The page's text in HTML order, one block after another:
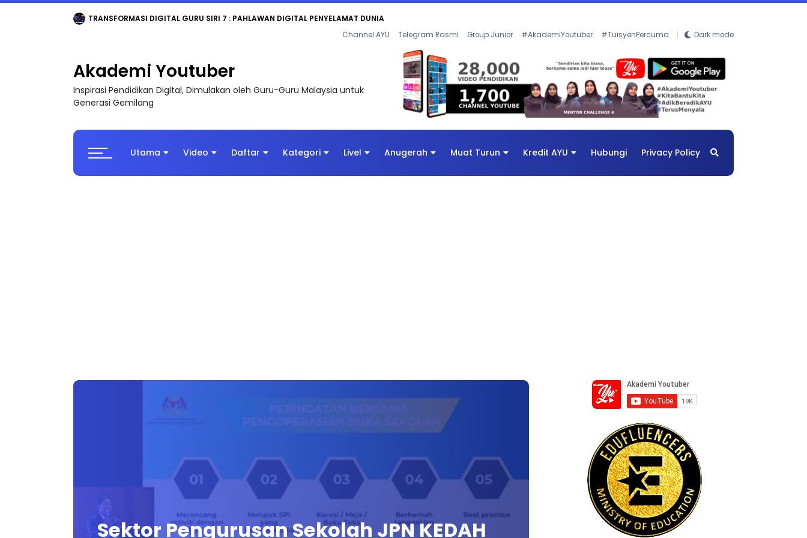
TRANSFORMASI DIGITAL GURU SIRI 7 : PAHLAWAN DIGITAL PENYELAMAT DUNIA
Channel AYU Telegram Rasmi Group Junior #AkademiYoutuber #TuisyenPercuma Dark mode
Akademi Youtuber
Inspirasi Pendidikan Digital, Dimulakan oleh Guru-Guru Malaysia untuk
Generasi Gemilang
Utama Video Daftar Kategori Live! Anugerah Muat Turun Kredit AYU Hubungi Privacy Policy
Sektor Pengurusan Sekolah JPN KEDAH